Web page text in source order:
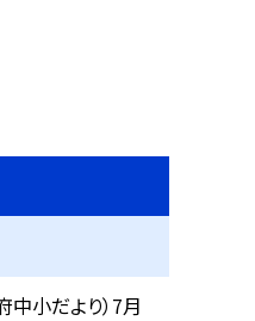
中小だより）7月